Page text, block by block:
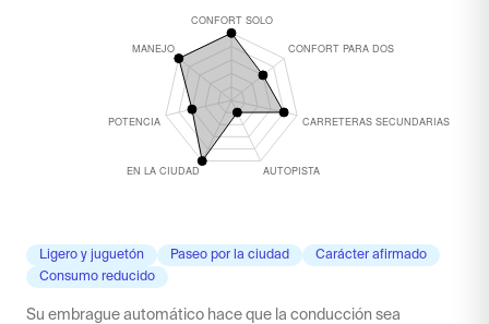
Ligero y juguetón Paseo por la ciudad
Carácter afirmado
Consumo reducido
Su embrague automático hace que la conducción sea